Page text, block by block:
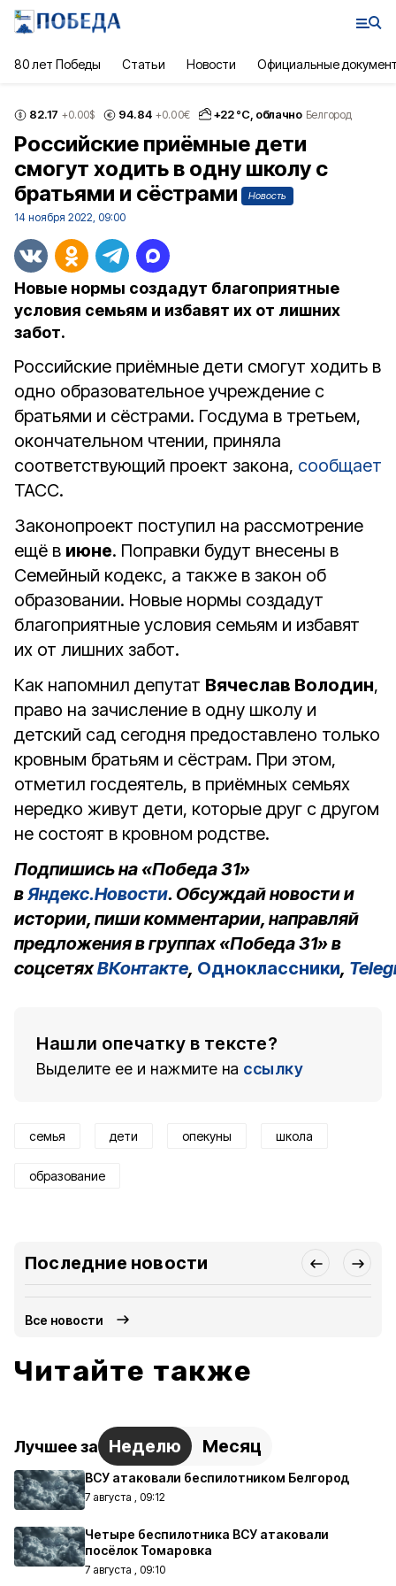
80 лет Победы Статьи Новости Официальные
82.17 +0.00$ 94.84 +0.00€ +22°С, облачно Белгород
Российские приёмные дети
смогут ходить в одну школу с
братьями и сёстрами
Новость
14 ноября 2022, 09:00
Новые нормы создадут благоприятные
условия семьям и избавят их от лишних
забот.
Российские приёмные дети смогут ходить в
одно образовательное учреждение с
братьями и сёстрами. Госдума в третьем,
окончательном чтении, приняла
соответствующий проект закона, сообщает
ТАСС.
Законопроект поступил на рассмотрение
ещё в июне. Поправки будут внесены в
Семейный кодекс, а также в закон об
образовании. Новые нормы создадут
благоприятные условия семьям и избавят
их от лишних забот.
Как напомнил депутат Вячеслав Володин,
право на зачисление в одну школу и
детский сад сегодня предоставлено только
кровным братьям и сёстрам. При этом,
отметил госдеятель, в приёмных семьях
нередко живут дети, которые друг с другом
не состоят в кровном родстве.
Подпишись на «Победа 31»
вЯндекс.Новости. Обсуждай новости и
истории, пиши комментарии, направляй
предложения в группах «Победа 31» в
соцсетяхВКонтакте, Одноклассники,
Нашли опечатку в тексте?
Выделите ее и нажмите на ссылку
семья дети опекуны школа
образование
Последние новости
Все новости
Читайте также
Лучшее за Неделю Месяц
ВСУ атаковали беспилотником Белгород
7 августа , 09:12
Четыре беспилотника ВСУ атаковали
посёлок Томаровка
7 августа , 09:10